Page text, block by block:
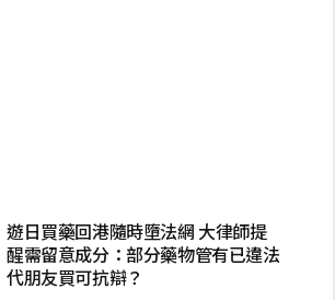
遊日買藥回港隨時墮法網 大律師提
醒需留意成分：部分藥物管有已違法
代朋友買可抗辯？